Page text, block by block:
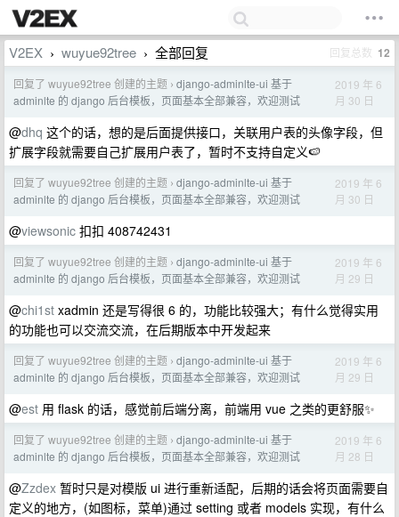
V2EX › wuyue92tree › 全部回复 回复总数 12
回复了 wuyue92tree 创建的主题 › django-adminlte-ui 基于
adminlte 的 django 后台模板，页面基本全部兼容，欢迎测试
2019 年 6
月 30 日
@dhq 这个的话，想的是后面提供接口，关联用户表的头像字段，但
扩展字段就需要自己扩展用户表了，暂时不支持自定义🍉
回复了 wuyue92tree 创建的主题 › django-adminlte-ui 基于
adminlte 的 django 后台模板，页面基本全部兼容，欢迎测试
2019 年 6
月 30 日
@viewsonic 扣扣 408742431
回复了 wuyue92tree 创建的主题 › django-adminlte-ui 基于
adminlte 的 django 后台模板，页面基本全部兼容，欢迎测试
2019 年 6
月 29 日
@chi1st xadmin 还是写得很 6 的，功能比较强大；有什么觉得实用
的功能也可以交流交流，在后期版本中开发起来
回复了 wuyue92tree 创建的主题 › django-adminlte-ui 基于
adminlte 的 django 后台模板，页面基本全部兼容，欢迎测试
2019 年 6
月 29 日
@est 用 flask 的话，感觉前后端分离，前端用 vue 之类的更舒服✨
回复了 wuyue92tree 创建的主题 › django-adminlte-ui 基于
adminlte 的 django 后台模板，页面基本全部兼容，欢迎测试
2019 年 6
月 28 日
@Zzdex 暂时只是对模版 ui 进行重新适配，后期的话会将页面需要自
定义的地方，(如图标，菜单)通过 setting 或者 models 实现，有什么